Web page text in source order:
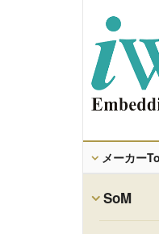
メーカー
SoM